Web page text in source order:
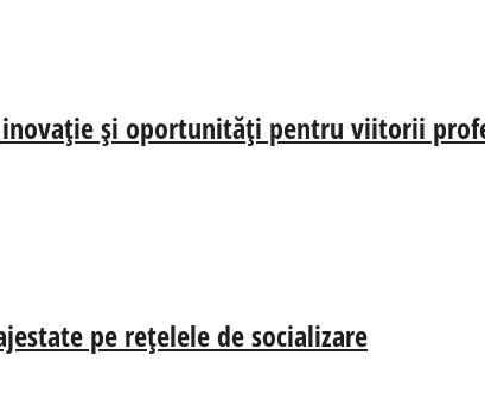
și oportunități pentru viitorii
pe rețelele de socializare